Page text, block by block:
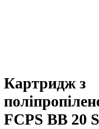
Картридж з
FCPS BB 20